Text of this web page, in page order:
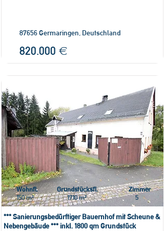
87656 Germaringen, Deutschland
820.000 €
Wohnfl.
150 m²
Grundstücksfl.
1710 m²
Zimmer
5
*** Sanierungsbedürftiger Bauernhof mit Scheune &
Nebengebäude *** inkl. 1800 qm Grundstück